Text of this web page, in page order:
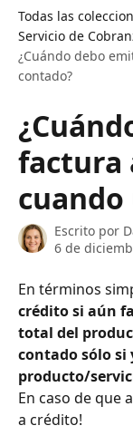
Todas las
Servicio de
¿Cuándo debo
contado?
factura
cuando
Escrito por
6 de
En términos
crédito si aún
total del
contado sólo si
producto/
En caso de que
a crédito!